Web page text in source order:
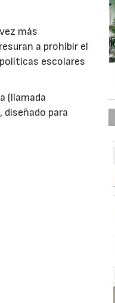
más
a prohibir el
escolares
(llamada
para